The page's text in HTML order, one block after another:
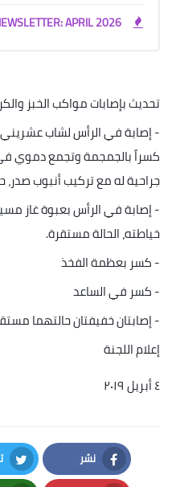
APRIL 2026
تحديث بإصابات مواكب الخبز
-إصابة في الرأس لشاب
كسراً بالجمجمة وتجمع دموي في
جراحية له مع تركيب أنبوب صدر،
-إصابة في الرأس بعبوة غاز
خياطته، الحالة مستقرة.
-كسر بعظمة الفخذ
-كسر في الساعد
-إصابتان خفيفتان حالتهما
إعلام اللجنة
٤أبريل ٢٠١٩
نشر
Facebook